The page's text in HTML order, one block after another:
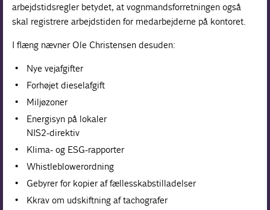
arbejdstidsregler betydet, at vognmandsforretningen også
skal registrere arbejdstiden for medarbejderne på kontoret.
I flæng nævner Ole Christensen desuden:
Nye vejafgifter
Forhøjet dieselafgift
Miljøzoner
Energisyn på lokaler
NIS2-direktiv
Klima- og ESG-rapporter
Whistleblowerordning
Gebyrer for kopier af fællesskabstilladelser
Kkrav om udskiftning af tachografer